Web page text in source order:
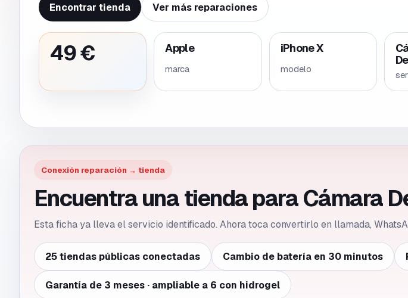
Encontrar tienda Ver más reparaciones
49 € Apple
marca
iPhone X
modelo
Conexión reparación → tienda
Encuentra una tienda para Cámara
Esta ficha ya lleva el servicio identificado. Ahora toca convertirlo en llamada,
25 tiendas públicas conectadas Cambio de batería en 30 minutos
Garantía de 3 meses · ampliable a 6 con hidrogel